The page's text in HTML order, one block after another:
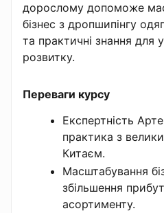
дорослому допоможе
бізнес з дропшипінгу
та практичні знання для
розвитку.
Переваги курсу
Експертність
практика з
Китаєм.
Масштабування
збільшення
асортименту.